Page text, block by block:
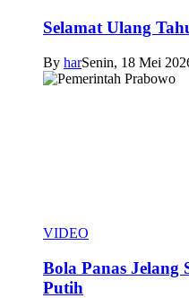
Selamat Ulang
By harSenin, 18 Mei
VIDEO
Bola Panas Jelang
Putih